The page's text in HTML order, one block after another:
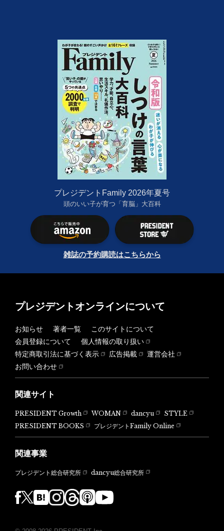
プレジデントFamily 2026年夏号
頭のいい子が育つ「育脳」大百科
雑誌の予約購読はこちらから
プレジデントオンラインについて
お知らせ 著者一覧
このサイトについて
会員登録について
個人情報の取り扱い
特定商取引法に基づく表示
広告掲載
運営会社
お問い合わせ
関連サイト
PRESIDENT Growth WOMAN dancyu
STYLE
PRESIDENT BOOKS
プレジデントFamily Online
関連事業
プレジデント総合研究所 dancyu総合研究所